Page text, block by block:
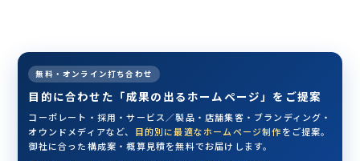
無料・オンライン打ち合わせ
目的に合わせた「成果の出るホームページ」をご提案
コーポレート・採用・サービス／製品・店舗集客・ブランディング・
オウンドメディアなど、 目的別に最適なホームページ制作をご提案。
御社に合った構成案・概算見積を無料でお届けします。